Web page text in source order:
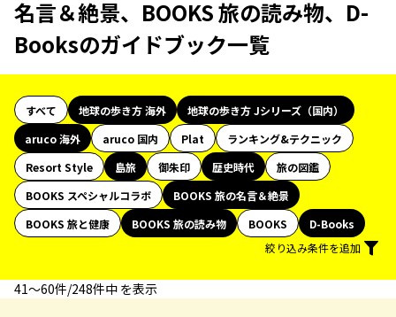
名言＆絶景、BOOKS 旅の読み物、D-
Booksのガイドブック一覧
すべて 地球の歩き方 海外
地球の歩き方 Jシリーズ（国内）
aruco 海外
aruco 国内 Plat
ランキング&テクニック
Resort Style
島旅 御朱印 歴史時代
旅の図鑑
BOOKS スペシャルコラボ
BOOKS 旅の名言＆絶景
BOOKS 旅と健康
BOOKS 旅の読み物 BOOKS
D-Books
絞り込み条件を追加
41〜60件/248件中 を表示